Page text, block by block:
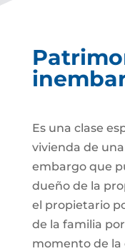
Es una clase
vivienda de
embargo que
dueño de la
el propietario
de la familia
momento de la